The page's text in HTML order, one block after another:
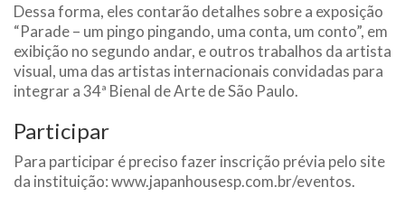
Dessa forma, eles contarão detalhes sobre a exposição
“Parade – um pingo pingando, uma conta, um conto”, em
exibição no segundo andar, e outros trabalhos da artista
visual, uma das artistas internacionais convidadas para
integrar a 34ª Bienal de Arte de São Paulo.
Participar
Para participar é preciso fazer inscrição prévia pelo site
da instituição: www.japanhousesp.com.br/eventos.